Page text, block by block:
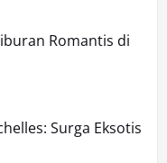
Romantis di
Surga Eksotis